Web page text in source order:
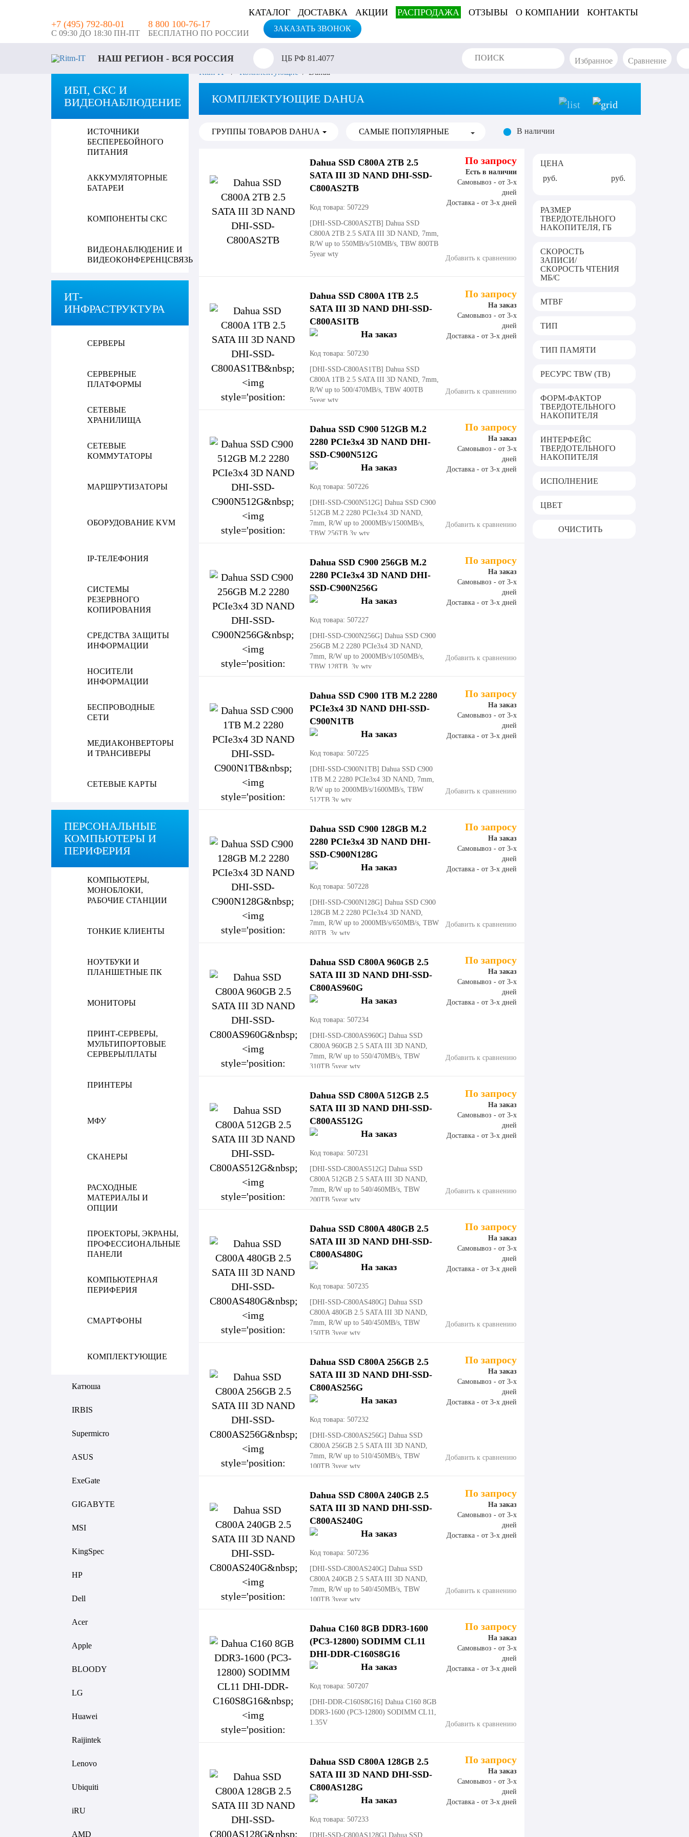
КАТАЛОГ ДОСТАВКА АКЦИИ РАСПРОДАЖА ОТЗЫВЫ О КОМПАНИИ
КОНТАКТЫ
+7 (495) 792-80-01
С 09:30 ДО 18:30 ПН-ПТ
8 800 100-76-17
БЕСПЛАТНО ПО РОССИИ
ЗАКАЗАТЬ ЗВОНОК
НАШ РЕГИОН - ВСЯ РОССИЯ ЦБ РФ 81.4077 Избранное Сравнение
ИБП, СКС И
ВИДЕОНАБЛЮДЕНИЕ
ИСТОЧНИКИ
БЕСПЕРЕБОЙНОГО
ПИТАНИЯ
АККУМУЛЯТОРНЫЕ
БАТАРЕИ
КОМПОНЕНТЫ СКС
ВИДЕОНАБЛЮДЕНИЕ И
ВИДЕОКОНФЕРЕНЦСВЯЗЬ
ИТ-
ИНФРАСТРУКТУРА
СЕРВЕРЫ
СЕРВЕРНЫЕ
ПЛАТФОРМЫ
СЕТЕВЫЕ
ХРАНИЛИЩА
СЕТЕВЫЕ
КОММУТАТОРЫ
МАРШРУТИЗАТОРЫ
ОБОРУДОВАНИЕ KVM
IP-ТЕЛЕФОНИЯ
СИСТЕМЫ
РЕЗЕРВНОГО
КОПИРОВАНИЯ
СРЕДСТВА ЗАЩИТЫ
ИНФОРМАЦИИ
НОСИТЕЛИ
ИНФОРМАЦИИ
БЕСПРОВОДНЫЕ
СЕТИ
МЕДИАКОНВЕРТОРЫ
И ТРАНСИВЕРЫ
СЕТЕВЫЕ КАРТЫ
ПЕРСОНАЛЬНЫЕ
КОМПЬЮТЕРЫ И
ПЕРИФЕРИЯ
КОМПЬЮТЕРЫ,
МОНОБЛОКИ,
РАБОЧИЕ СТАНЦИИ
ТОНКИЕ КЛИЕНТЫ
НОУТБУКИ И
ПЛАНШЕТНЫЕ ПК
МОНИТОРЫ
ПРИНТ-СЕРВЕРЫ,
МУЛЬТИПОРТОВЫЕ
СЕРВЕРЫ/ПЛАТЫ
ПРИНТЕРЫ
МФУ
СКАНЕРЫ
РАСХОДНЫЕ
МАТЕРИАЛЫ И
ОПЦИИ
ПРОЕКТОРЫ, ЭКРАНЫ,
ПРОФЕССИОНАЛЬНЫЕ
ПАНЕЛИ
КОМПЬЮТЕРНАЯ
ПЕРИФЕРИЯ
СМАРТФОНЫ
КОМПЛЕКТУЮЩИЕ
Катюша
IRBIS
Supermicro
ASUS
ExeGate
GIGABYTE
MSI
KingSpec
HP
Dell
Acer
Apple
BLOODY
LG
Huawei
Raijintek
Lenovo
Ubiquiti
iRU
AMD
Ritm-IT / Комплектующие / Dahua
КОМПЛЕКТУЮЩИЕ DAHUA
ГРУППЫ ТОВАРОВ DAHUA В наличии
ЦЕНА
руб.
руб.
РАЗМЕР
ТВЕРДОТЕЛЬНОГО
НАКОПИТЕЛЯ, ГБ
СКОРОСТЬ
ЗАПИСИ/
СКОРОСТЬ ЧТЕНИЯ
МБ/С
MTBF
ТИП
ТИП ПАМЯТИ
РЕСУРС TBW (TB)
ФОРМ-ФАКТОР
ТВЕРДОТЕЛЬНОГО
НАКОПИТЕЛЯ
ИНТЕРФЕЙС
ТВЕРДОТЕЛЬНОГО
НАКОПИТЕЛЯ
ИСПОЛНЕНИЕ
ЦВЕТ
ОЧИСТИТЬ
Dahua SSD C800A 2TB 2.5
SATA III 3D NAND DHI-SSD-
C800AS2TB
Код товара: 507229
[DHI-SSD-C800AS2TB] Dahua SSD
C800A 2TB 2.5 SATA III 3D NAND, 7mm,
R/W up to 550MB/s/510MB/s, TBW 800TB
5year wty
По запросу
Есть в наличии
Самовывоз - от 3-х
дней
Доставка - от 3-х дней
Добавить к сравнению
Dahua SSD C800A 1TB 2.5
SATA III 3D NAND DHI-SSD-
C800AS1TB
Код товара: 507230
[DHI-SSD-C800AS1TB] Dahua SSD
C800A 1TB 2.5 SATA III 3D NAND, 7mm,
R/W up to 500/470MB/s, TBW 400TB
5year wty
По запросу
На заказ
Самовывоз - от 3-х
дней
Доставка - от 3-х дней
Добавить к сравнению
Dahua SSD C900 512GB M.2
2280 PCIe3x4 3D NAND DHI-
SSD-C900N512G
Код товара: 507226
[DHI-SSD-C900N512G] Dahua SSD C900
512GB M.2 2280 PCIe3x4 3D NAND,
7mm, R/W up to 2000MB/s/1500MB/s,
TBW 256TB 3y wty
По запросу
На заказ
Самовывоз - от 3-х
дней
Доставка - от 3-х дней
Добавить к сравнению
Dahua SSD C900 256GB M.2
2280 PCIe3x4 3D NAND DHI-
SSD-C900N256G
Код товара: 507227
[DHI-SSD-C900N256G] Dahua SSD C900
256GB M.2 2280 PCIe3x4 3D NAND,
7mm, R/W up to 2000MB/s/1050MB/s,
TBW 128TB, 3y wty
По запросу
На заказ
Самовывоз - от 3-х
дней
Доставка - от 3-х дней
Добавить к сравнению
Dahua SSD C900 1TB M.2 2280
PCIe3x4 3D NAND DHI-SSD-
C900N1TB
Код товара: 507225
[DHI-SSD-C900N1TB] Dahua SSD C900
1TB M.2 2280 PCIe3x4 3D NAND, 7mm,
R/W up to 2000MB/s/1600MB/s, TBW
512TB 3y wty
По запросу
На заказ
Самовывоз - от 3-х
дней
Доставка - от 3-х дней
Добавить к сравнению
Dahua SSD C900 128GB M.2
2280 PCIe3x4 3D NAND DHI-
SSD-C900N128G
Код товара: 507228
[DHI-SSD-C900N128G] Dahua SSD C900
128GB M.2 2280 PCIe3x4 3D NAND,
7mm, R/W up to 2000MB/s/650MB/s, TBW
80TB, 3y wty
По запросу
На заказ
Самовывоз - от 3-х
дней
Доставка - от 3-х дней
Добавить к сравнению
Dahua SSD C800A 960GB 2.5
SATA III 3D NAND DHI-SSD-
C800AS960G
Код товара: 507234
[DHI-SSD-C800AS960G] Dahua SSD
C800A 960GB 2.5 SATA III 3D NAND,
7mm, R/W up to 550/470MB/s, TBW
310TB 5year wty
По запросу
На заказ
Самовывоз - от 3-х
дней
Доставка - от 3-х дней
Добавить к сравнению
Dahua SSD C800A 512GB 2.5
SATA III 3D NAND DHI-SSD-
C800AS512G
Код товара: 507231
[DHI-SSD-C800AS512G] Dahua SSD
C800A 512GB 2.5 SATA III 3D NAND,
7mm, R/W up to 540/460MB/s, TBW
200TB 5year wty
По запросу
На заказ
Самовывоз - от 3-х
дней
Доставка - от 3-х дней
Добавить к сравнению
Dahua SSD C800A 480GB 2.5
SATA III 3D NAND DHI-SSD-
C800AS480G
Код товара: 507235
[DHI-SSD-C800AS480G] Dahua SSD
C800A 480GB 2.5 SATA III 3D NAND,
7mm, R/W up to 540/450MB/s, TBW
150TB 3year wty
По запросу
На заказ
Самовывоз - от 3-х
дней
Доставка - от 3-х дней
Добавить к сравнению
Dahua SSD C800A 256GB 2.5
SATA III 3D NAND DHI-SSD-
C800AS256G
Код товара: 507232
[DHI-SSD-C800AS256G] Dahua SSD
C800A 256GB 2.5 SATA III 3D NAND,
7mm, R/W up to 510/450MB/s, TBW
100TB 3year wty
По запросу
На заказ
Самовывоз - от 3-х
дней
Доставка - от 3-х дней
Добавить к сравнению
Dahua SSD C800A 240GB 2.5
SATA III 3D NAND DHI-SSD-
C800AS240G
Код товара: 507236
[DHI-SSD-C800AS240G] Dahua SSD
C800A 240GB 2.5 SATA III 3D NAND,
7mm, R/W up to 540/450MB/s, TBW
100TB 3year wty
По запросу
На заказ
Самовывоз - от 3-х
дней
Доставка - от 3-х дней
Добавить к сравнению
Dahua C160 8GB DDR3-1600
(PC3-12800) SODIMM CL11
DHI-DDR-C160S8G16
Код товара: 507207
[DHI-DDR-C160S8G16] Dahua C160 8GB
DDR3-1600 (PC3-12800) SODIMM CL11,
1.35V
По запросу
На заказ
Самовывоз - от 3-х
дней
Доставка - от 3-х дней
Добавить к сравнению
Dahua SSD C800A 128GB 2.5
SATA III 3D NAND DHI-SSD-
C800AS128G
Код товара: 507233
[DHI-SSD-C800AS128G] Dahua SSD
По запросу
На заказ
Самовывоз - от 3-х
дней
Доставка - от 3-х дней